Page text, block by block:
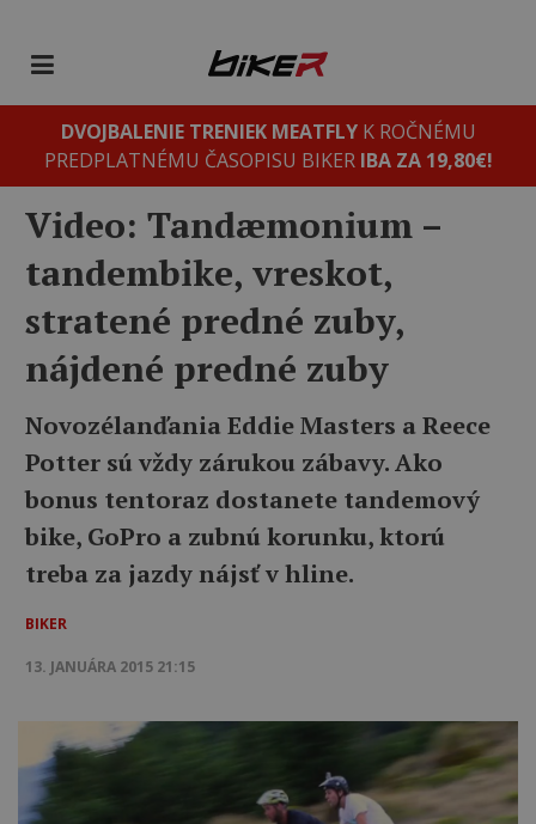
DVOJBALENIE TRENIEK MEATFLYK ROČNÉMU
PREDPLATNÉMU ČASOPISU BIKER IBA ZA 19,80€!
Video: Tandæmonium –
tandembike, vreskot,
stratené predné zuby,
nájdené predné zuby
Novozélanďania Eddie Masters a Reece
Potter sú vždy zárukou zábavy. Ako
bonus tentoraz dostanete tandemový
bike, GoPro a zubnú korunku, ktorú
treba za jazdy nájsť v hline.
BIKER
13. JANUÁRA 2015 21:15